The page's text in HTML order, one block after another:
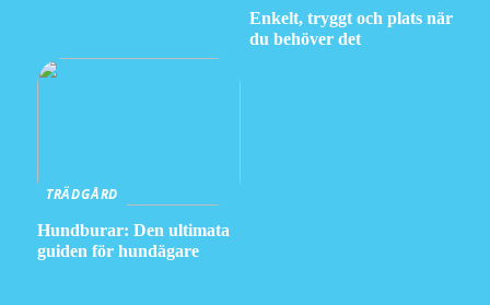
Enkelt, tryggt och plats när
du behöver det
TRÄDGÅRD
Hundburar: Den ultimata
guiden för hundägare